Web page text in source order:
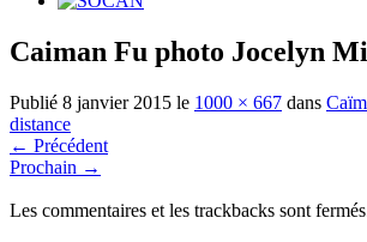
Caiman Fu photo Jocelyn
Publié 8 janvier 2015 le 1000 × 667 dans
distance
← Précédent
Prochain →
Les commentaires et les trackbacks sont